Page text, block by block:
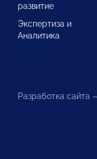
развитие
Экспертиза и
Аналитика
Разработка сайта